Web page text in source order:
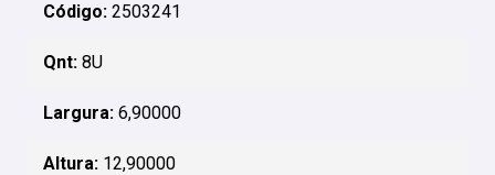
Código: 2503241
Qnt: 8U
Largura: 6,90000
Altura: 12,90000